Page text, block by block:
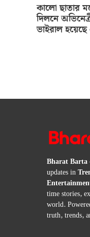
কালো ছাতার
দিলনে
ভাইরাল
Bharat Barta
updates in
time stories,
world.
truth, trends,